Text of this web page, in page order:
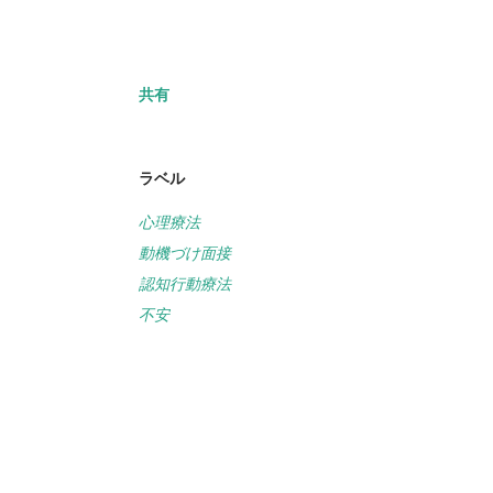
共有
ラベル
心理療法
動機づけ面接
認知行動療法
不安